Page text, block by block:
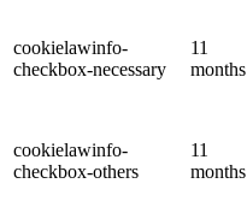
cookielawinfo-
checkbox-necessary
11
months
cookielawinfo-
checkbox-others
11
months